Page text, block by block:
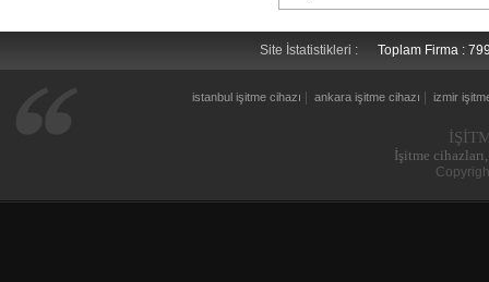
Site İstatistikleri : Toplam Firma :
istanbul işitme cihazı ankara işitme cihazı izmir
İşitme